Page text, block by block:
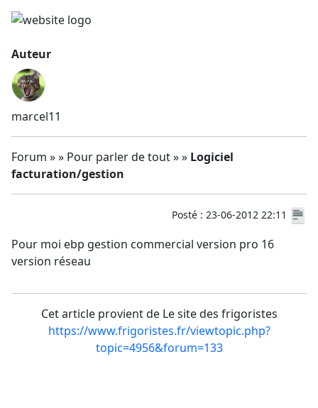
Auteur
marcel11
Forum » » Pour parler de tout » » Logiciel
facturation/gestion
Posté : 23-06-2012 22:11
Pour moi ebp gestion commercial version pro 16
version réseau
Cet article provient de Le site des frigoristes
https://www.frigoristes.fr/viewtopic.php?
topic=4956&forum=133